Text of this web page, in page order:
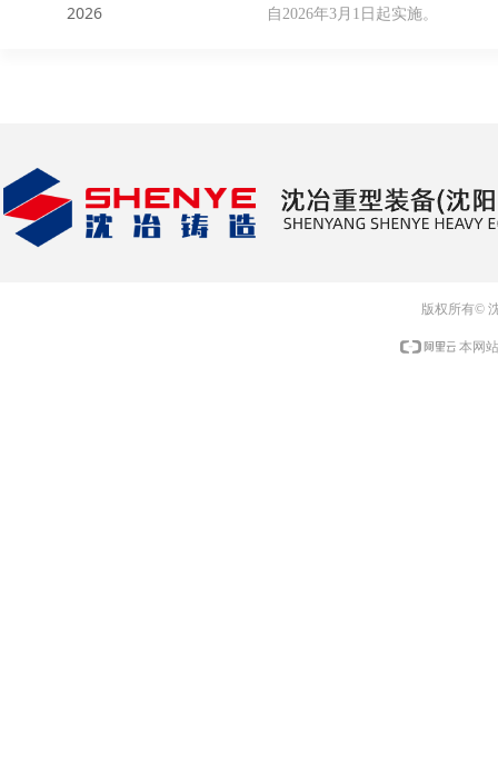
2026 自2026年3月1日起实施。
版权所有©
本网